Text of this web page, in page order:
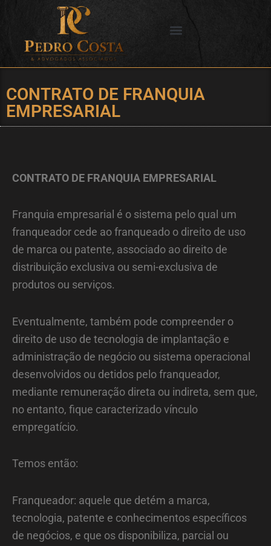
conteúdo
CONTRATO DE FRANQUIA
EMPRESARIAL
CONTRATO DE FRANQUIA EMPRESARIAL
Franquia empresarial é o sistema pelo qual um
franqueador cede ao franqueado o direito de uso
de marca ou patente, associado ao direito de
distribuição exclusiva ou semi-exclusiva de
produtos ou serviços.
Eventualmente, também pode compreender o
direito de uso de tecnologia de implantação e
administração de negócio ou sistema operacional
desenvolvidos ou detidos pelo franqueador,
mediante remuneração direta ou indireta, sem que,
no entanto, fique caracterizado vínculo
empregatício.
Temos então:
Franqueador: aquele que detém a marca,
tecnologia, patente e conhecimentos específicos
de negócios, e que os disponibiliza, parcial ou